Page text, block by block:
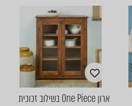
ארון One Piece בשילוב זכוכית